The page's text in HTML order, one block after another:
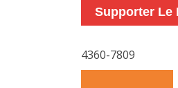
Supporter Le
4360-7809